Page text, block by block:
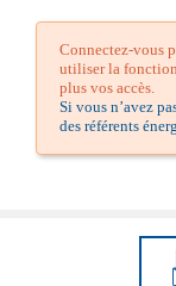
Connectez-vous
utiliser la fonction
plus vos accès.
Si vous n’avez
des référents